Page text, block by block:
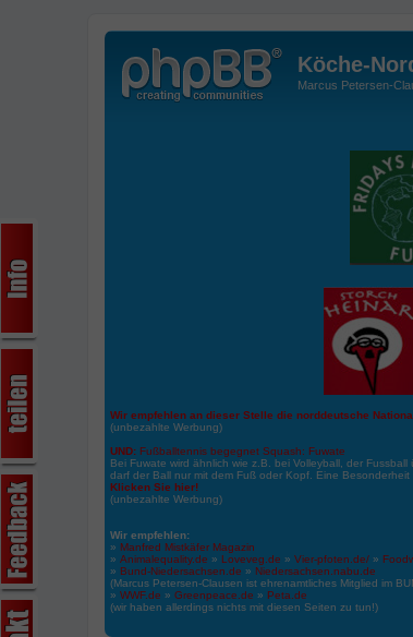
Köche-
Marcus Petersen-
Wir empfehlen an dieser Stelle die norddeutsche
(unbezahlte Werbung)
UND: Fußballtennis begegnet Squash: Fuwate
Bei Fuwate wird ähnlich wie z.B. bei Volleyball, der
darf der Ball nur mit dem Fuß oder Kopf. Eine
Klicken Sie hier!
(unbezahlte Werbung)
Wir empfehlen:
» Manfred Mistkäfer Magazin
» Animalequality.de » Loveveg.de » Vier-pfoten.de/ »
» Bund-Niedersachsen.de » Niedersachsen.nabu.de
(Marcus Petersen-Clausen ist ehrenamtliches Mitglied im
» WWF.de » Greenpeace.de » Peta.de
(wir haben allerdings nichts mit diesen Seiten zu tun!)